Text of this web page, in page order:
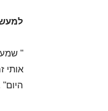
"
אותי
היום"